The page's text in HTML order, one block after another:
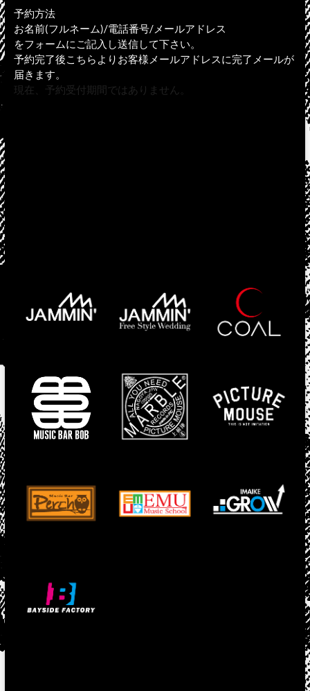
予約方法
お名前(フルネーム)/電話番号/メールアドレス
をフォームにご記入し送信して下さい。
予約完了後こちらよりお客様メールアドレスに完了メールが
届きます。
現在、予約受付期間ではありません。